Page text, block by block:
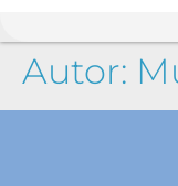
Autor: